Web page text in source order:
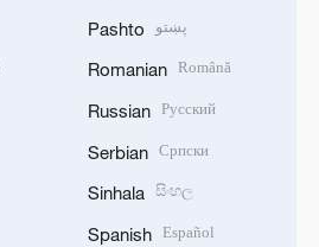
Pashto پښتو
Romanian Română
Russian Русский
Serbian Српски
Sinhala සිංහල
Spanish Español